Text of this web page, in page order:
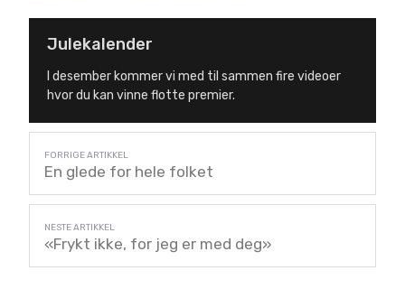
Julekalender
I desember kommer vi med til sammen fire videoer
hvor du kan vinne flotte premier.
En glede for hele folket
«Frykt ikke, for jeg er med deg»